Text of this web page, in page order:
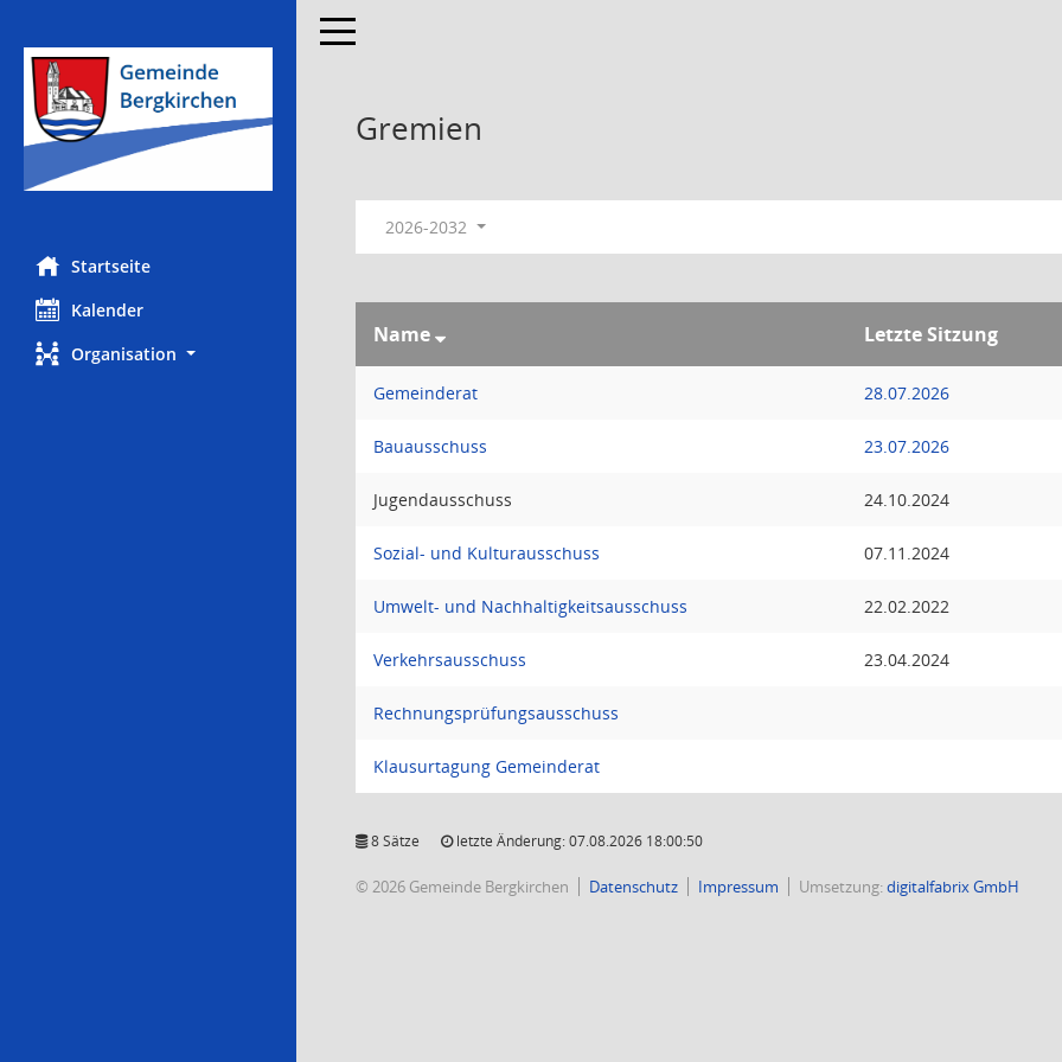
Startseite
Kalender
Organisation
Toggle navigation
Gremien
2026-2032
Name Letzte Sitzung
Gemeinderat 28.07.2026
Bauausschuss 23.07.2026
Jugendausschuss 24.10.2024
Sozial- und Kulturausschuss 07.11.2024
Umwelt- und Nachhaltigkeitsausschuss 22.02.2022
Verkehrsausschuss 23.04.2024
Rechnungsprüfungsausschuss
Klausurtagung Gemeinderat
8 Sätze letzte Änderung: 07.08.2026 18:00:50
© 2026 Gemeinde Bergkirchen Datenschutz Impressum Umsetzung:digitalfabrix GmbH